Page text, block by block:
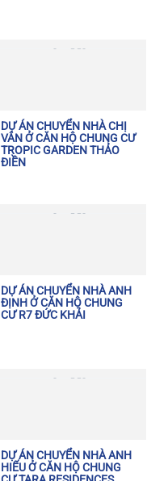
DỰ ÁN CHUYỂN NHÀ CHỊ
VÂN Ở CĂN HỘ CHUNG CƯ
TROPIC GARDEN THẢO
ĐIỀN
DỰ ÁN CHUYỂN NHÀ ANH
ĐỊNH Ở CĂN HỘ CHUNG
CƯ R7 ĐỨC KHẢI
DỰ ÁN CHUYỂN NHÀ ANH
HIẾU Ở CĂN HỘ CHUNG